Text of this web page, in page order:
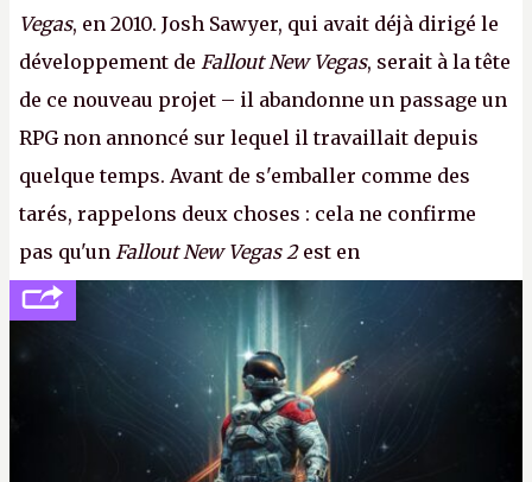
Vegas, en 2010. Josh Sawyer, qui avait déjà dirigé le
développement de Fallout New Vegas, serait à la tête
de ce nouveau projet – il abandonne un passage un
RPG non annoncé sur lequel il travaillait depuis
quelque temps. Avant de s'emballer comme des
tarés, rappelons deux choses : cela ne confirme
pas qu'un Fallout New Vegas 2est en
développement (pour ce que l'on sait, ils bossent
peut-être sur
Fallout Football ou
Fallout vs. Les
Lapins Crétins) et l'Obsidian d'aujourd'hui n'est plus
le même studio qu'il y a 15 ans. Mais bon, OK, on
peut commencer à fantasmer.A.